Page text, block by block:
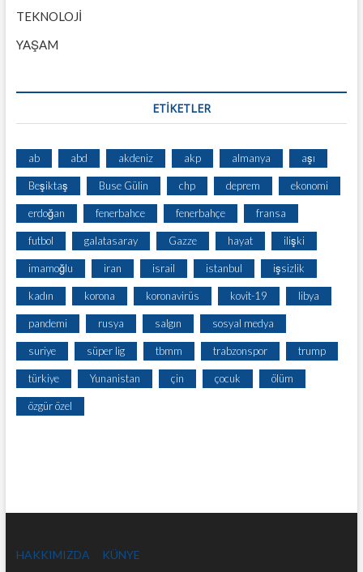
TEKNOLOJİ
YAŞAM
ETİKETLER
ab abd akdeniz akp almanya aşı
Beşiktaş Buse Gülin chp deprem ekonomi
erdoğan fenerbahce fenerbahçe fransa
futbol galatasaray Gazze hayat ilişki
imamoğlu iran israil istanbul işsizlik
kadın korona koronavirüs kovit-19 libya
pandemi rusya salgın sosyal medya
suriye süper lig tbmm trabzonspor trump
türkiye Yunanistan çin çocuk ölüm
özgür özel
HAKKIMIZDA KÜNYE